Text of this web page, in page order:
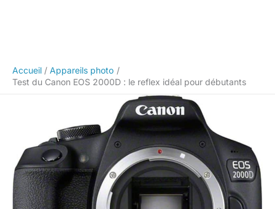
Accueil
Appareils photo
Test du Canon EOS 2000D : le reflex idéal pour débutants